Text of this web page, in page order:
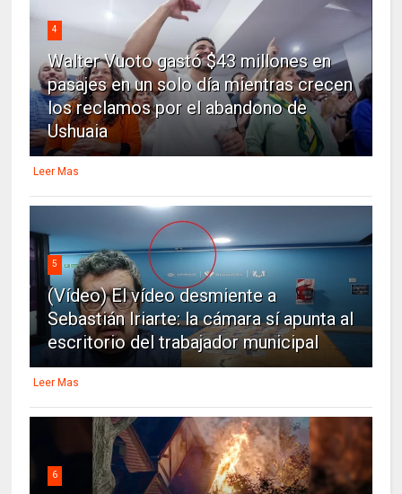
4
Walter Vuoto gastó $43 millones en
pasajes en un solo día mientras crecen
los reclamos por el abandono de
Ushuaia
Leer Mas
5
(Vídeo) El vídeo desmiente a
Sebastián Iriarte: la cámara sí apunta al
escritorio del trabajador municipal
Leer Mas
6